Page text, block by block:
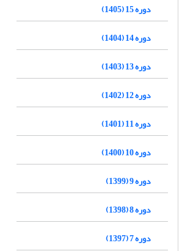
دوره 15 (1405)
دوره 14 (1404)
دوره 13 (1403)
دوره 12 (1402)
دوره 11 (1401)
دوره 10 (1400)
دوره 9 (1399)
دوره 8 (1398)
دوره 7 (1397)